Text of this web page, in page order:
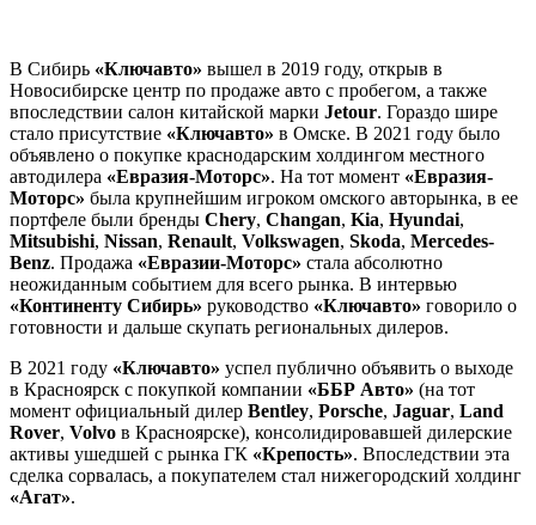
В Сибирь «Ключавто» вышел в 2019 году, открыв в
Новосибирске центр по продаже авто с пробегом, а также
впоследствии салон китайской марки Jetour. Гораздо шире
стало присутствие «Ключавто» в Омске. В 2021 году было
объявлено о покупке краснодарским холдингом местного
автодилера «Евразия-Моторс». На тот момент «Евразия-
Моторс» была крупнейшим игроком омского авторынка, в ее
портфеле были бренды Chery, Changan, Kia, Hyundai,
Mitsubishi, Nissan, Renault, Volkswagen, Skoda, Mercedes-
Benz. Продажа «Евразии-Моторс» стала абсолютно
неожиданным событием для всего рынка. В интервью
«Континенту Сибирь» руководство «Ключавто» говорило о
готовности и дальше скупать региональных дилеров.
В 2021 году «Ключавто» успел публично объявить о выходе
в Красноярск с покупкой компании «ББР Авто» (на тот
момент официальный дилер Bentley, Porsche, Jaguar, Land
Rover, Volvo в Красноярске), консолидировавшей дилерские
активы ушедшей с рынка ГК «Крепость». Впоследствии эта
сделка сорвалась, а покупателем стал нижегородский холдинг
«Агат».